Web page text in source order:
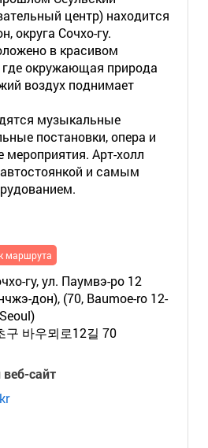
центр) находится
округа Сочхо-гу.
в красивом
окружающая природа
воздух поднимает
музыкальные
постановки, опера и
мероприятия. Арт-холл
и самым
маршрута
гу, ул. Паумвэ-ро 12
дон), (70, Baumoe-ro 12-
구 바우뫼로12길 70
сайт